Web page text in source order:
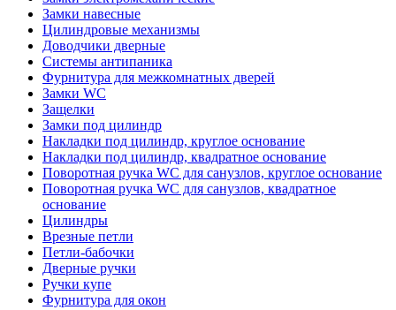
Замки навесные
Цилиндровые механизмы
Доводчики дверные
Системы антипаника
Фурнитура для межкомнатных дверей
Замки WC
Защелки
Замки под цилиндр
Накладки под цилиндр, круглое основание
Накладки под цилиндр, квадратное основание
Поворотная ручка WC для санузлов, круглое основание
Поворотная ручка WC для санузлов, квадратное
основание
Цилиндры
Врезные петли
Петли-бабочки
Дверные ручки
Ручки купе
Фурнитура для окон